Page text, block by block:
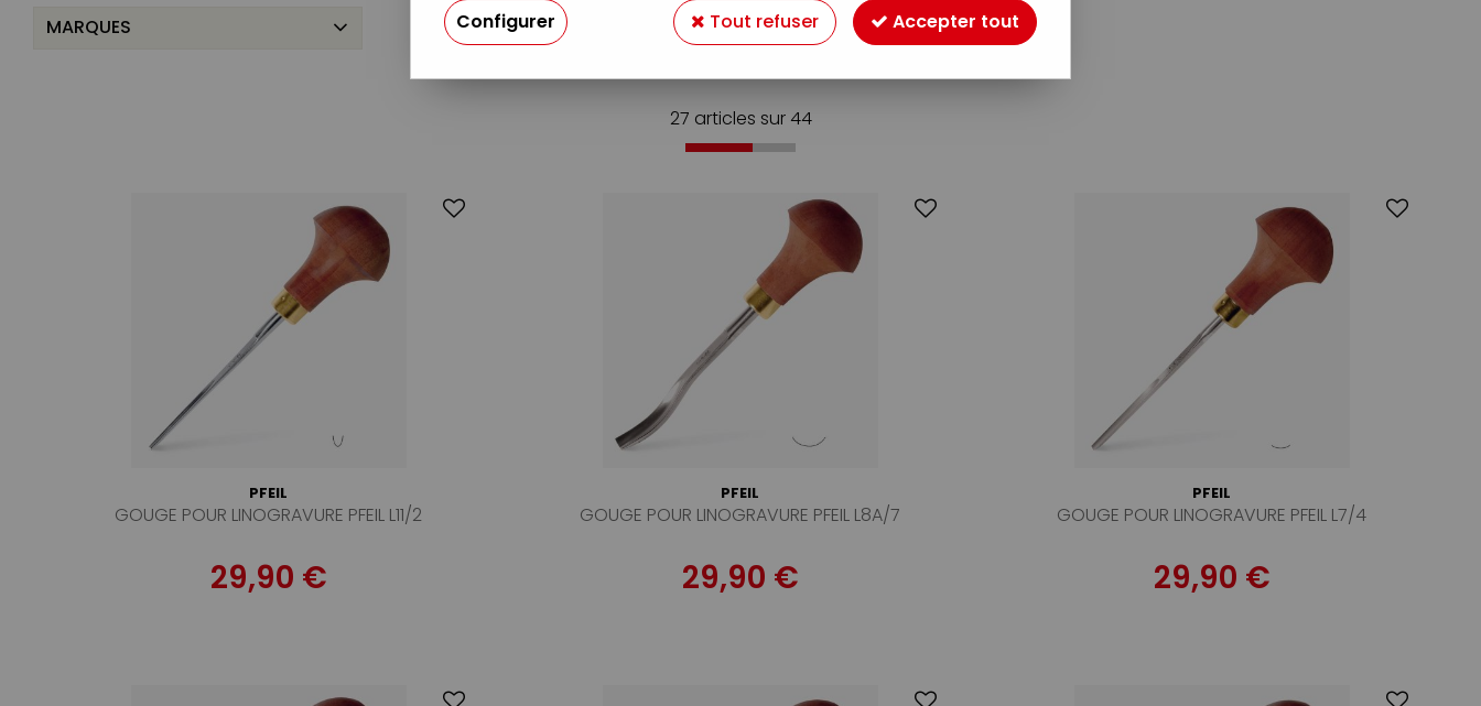
MARQUES
27 articles sur 44
PFEIL
GOUGE POUR LINOGRAVURE PFEIL L11/2
29,90 €
PFEIL
GOUGE POUR LINOGRAVURE PFEIL L8A/7
29,90 €
PFEIL
GOUGE POUR LINOGRAVURE PFEIL L7/4
29,90 €
Configurer Tout refuser Accepter tout